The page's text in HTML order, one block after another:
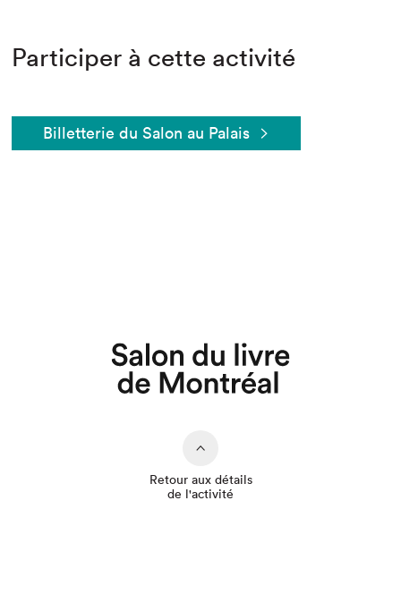
Participer à cette activité
Billetterie du Salon au Palais
Retour aux détails
de l'activité